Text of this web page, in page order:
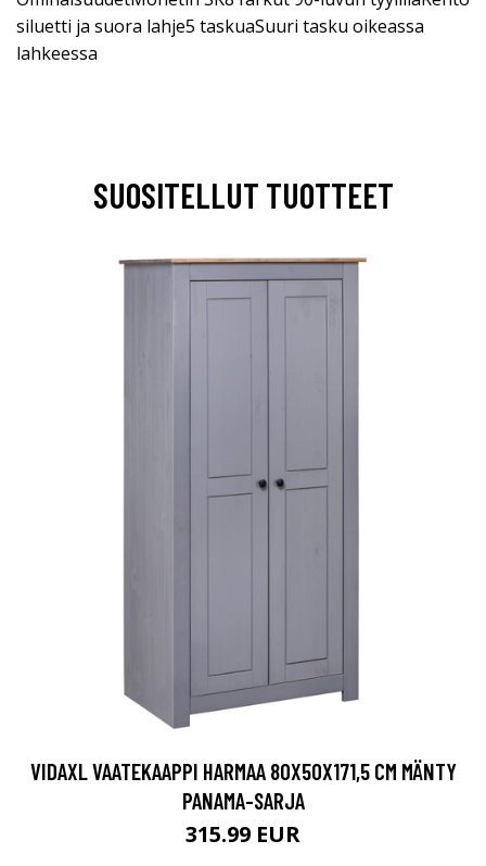
siluetti ja suora lahje5 taskuaSuuri tasku oikeassa
lahkeessa
SUOSITELLUT TUOTTEET
VIDAXL VAATEKAAPPI HARMAA 80X50X171,5 CM MÄNTY
PANAMA-SARJA
315.99 EUR